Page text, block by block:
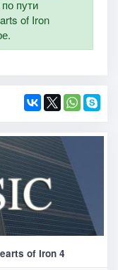
пути
of Iron
of Iron 4